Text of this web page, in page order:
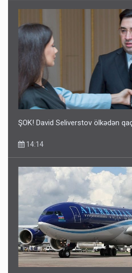
ŞOK! David Seliverstov ölkədən
14:14